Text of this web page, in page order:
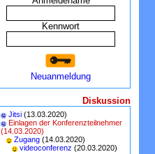
Kennwort
Neuanmeldung
Diskussion
Jitsi (13.03.2020)
Einlagen der Konferenzteilnehmer
(14.03.2020)
Zugang (14.03.2020)
videoconferenz (20.03.2020)